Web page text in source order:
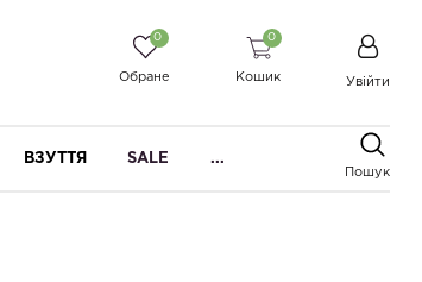
0
Обране
0
Кошик Увійти
ВЗУТТЯ SALE ...
Пошук